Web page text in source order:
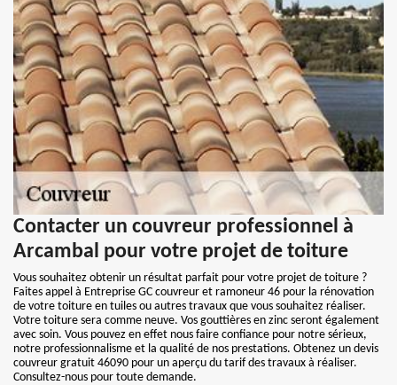
Contacter un couvreur professionnel à
Arcambal pour votre projet de toiture
Vous souhaitez obtenir un résultat parfait pour votre projet de toiture ?
Faites appel à Entreprise GC couvreur et ramoneur 46 pour la rénovation
de votre toiture en tuiles ou autres travaux que vous souhaitez réaliser.
Votre toiture sera comme neuve. Vos gouttières en zinc seront également
avec soin. Vous pouvez en effet nous faire confiance pour notre sérieux,
notre professionnalisme et la qualité de nos prestations. Obtenez un devis
couvreur gratuit 46090 pour un aperçu du tarif des travaux à réaliser.
Consultez-nous pour toute demande.